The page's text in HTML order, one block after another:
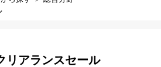
リアランスセール